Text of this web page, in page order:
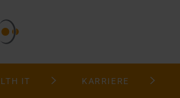
IT KARRIERE